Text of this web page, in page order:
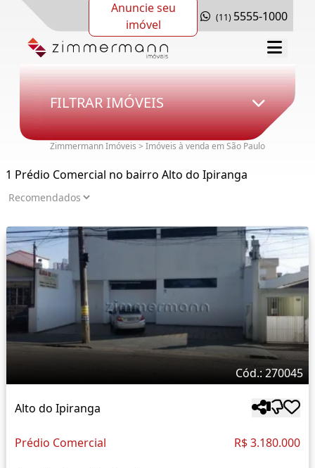
Anuncie seu
imóvel
(11) 5555-1000
FILTRAR IMÓVEIS
Zimmermann Imóveis > Imóveis à venda em São Paulo
1 Prédio Comercial no bairro Alto do Ipiranga
Cód.: 270045
Alto do Ipiranga
Prédio Comercial R$ 3.180.000